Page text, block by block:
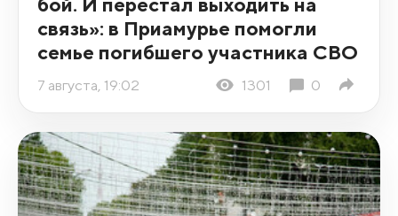
связь»: в Приамурье помогли
семье погибшего участника СВО
7 августа, 19:02 1301 0